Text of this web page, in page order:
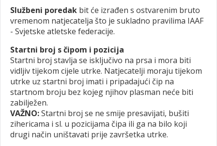
Službeni poredak bit će izrađen s ostvarenim bruto
vremenom natjecatelja što je sukladno pravilima IAAF
- Svjetske atletske federacije.
Startni broj s čipom i pozicija
Startni broj stavlja se isključivo na prsa i mora biti
vidljiv tijekom cijele utrke. Natjecatelji moraju tijekom
utrke uz startni broj imati i pripadajući čip na
startnom broju bez kojeg njihov plasman neće biti
zabilježen.
VAŽNO:Startni broj se ne smije presavijati, bušiti
zihericama i sl. u pozicijama čipa ili ga na bilo koji
drugi način uništavati prije završetka utrke.